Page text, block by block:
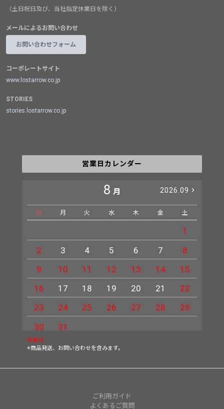
（土日祝日及び、当社指定休業日を除く）
メールによるお問い合わせ
お問い合わせフォーム
コーポレートサイト
www.lostarrow.co.jp
STORIES
stories.lostarrow.co.jp
営業日カレンダー
8 月 2026.09
日 月 火 水 木 金 土
1
2
3 4 5 6 7
8
9
10 11 12 13 14
15
16
17 18 19 20 21
22
23
24 25 26 27 28
29
30
31
休業日
※商品発送、お問い合わせを含みます。
ご利用ガイド
よくあるご質問